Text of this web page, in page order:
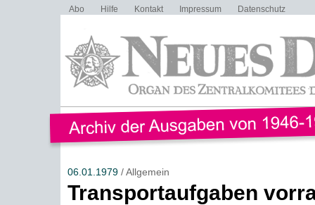
Abo Hilfe Kontakt Impressum Datenschutz
06.01.1979/ Allgemein
Transportaufgaben